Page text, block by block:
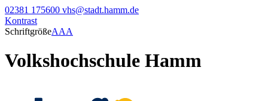
02381 175600 vhs@stadt.hamm.de
Kontrast
SchriftgrößeAAA
Volkshochschule Hamm